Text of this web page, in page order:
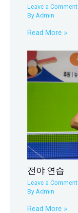
Leave a Comment
By Admin
Read More »
전야 연습
Leave a Comment
By Admin
Read More »